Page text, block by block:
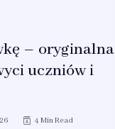
– oryginalna
uczniów i
4 Min Read